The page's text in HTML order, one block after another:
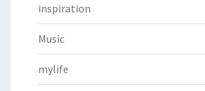
inspiration
Music
mylife